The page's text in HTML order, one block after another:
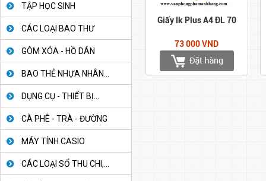
TẬP HỌC SINH
CÁC LOẠI BAO THƯ
GÔM XÓA - HỒ DÁN
BAO THẺ NHỰA NHÂN...
DỤNG CỤ - THIẾT BỊ...
CÀ PHÊ - TRÀ - ĐƯỜNG
MÁY TÍNH CASIO
CÁC LOẠI SỔ THU CHI,...
Giấy Ik Plus A4 ĐL 70
73 000 VND